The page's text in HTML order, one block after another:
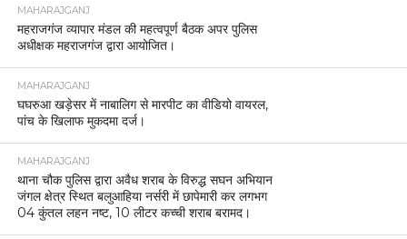
MAHARAJGANJ
महराजगंज व्यापार मंडल की महत्वपूर्ण बैठक अपर पुलिस
अधीक्षक महराजगंज द्वारा आयोजित।
MAHARAJGANJ
घघरुआ खड़ेसर में नाबालिग से मारपीट का वीडियो वायरल,
पांच के खिलाफ मुकदमा दर्ज।
MAHARAJGANJ
थाना चौक पुलिस द्वारा अवैध शराब के विरुद्ध सघन अभियान
जंगल क्षेत्र स्थित बलुआहिया नर्सरी में छापेमारी कर लगभग
04 कुंतल लहन नष्ट, 10 लीटर कच्ची शराब बरामद।